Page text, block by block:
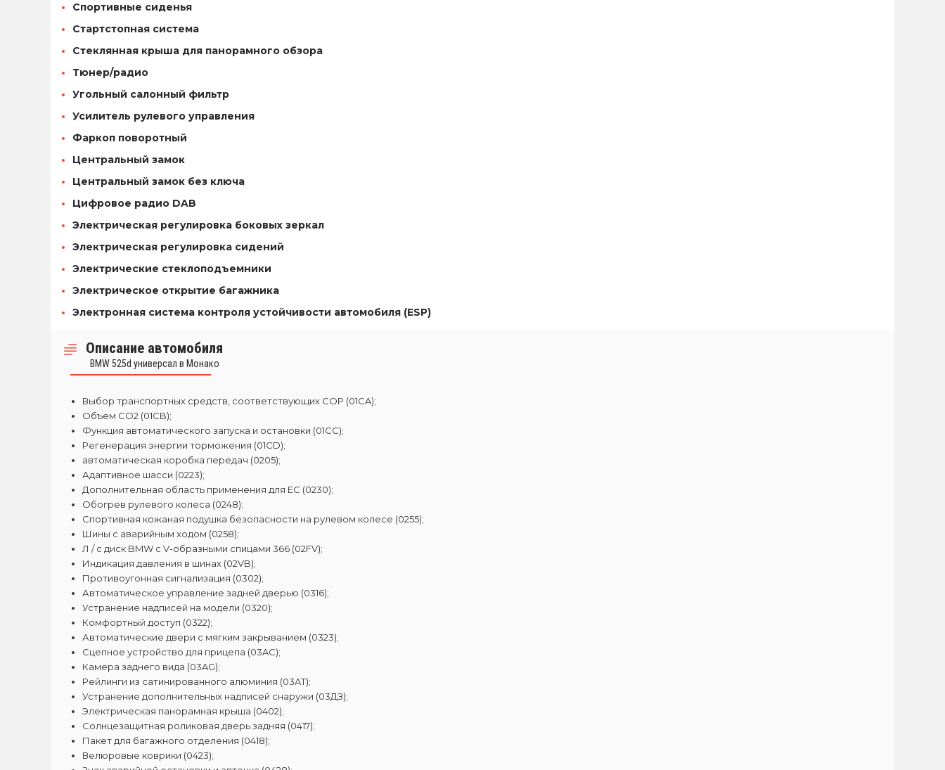
Спортивные сиденья
Стартстопная система
Стеклянная крыша для панорамного обзора
Тюнер/радио
Угольный салонный фильтр
Усилитель рулевого управления
Фаркоп поворотный
Центральный замок
Центральный замок без ключа
Цифровое радио DAB
Электрическая регулировка боковых зеркал
Электрическая регулировка сидений
Электрические стеклоподъемники
Электрическое открытие багажника
Электронная система контроля устойчивости автомобиля (ESP)
Описание автомобиля
BMW 525d универсал в Монако
Выбор транспортных средств, соответствующих COP (01CA);
Объем CO2 (01CB);
Функция автоматического запуска и остановки (01CC);
Регенерация энергии торможения (01CD);
автоматическая коробка передач (0205);
Адаптивное шасси (0223);
Дополнительная область применения для ЕС (0230);
Обогрев рулевого колеса (0248);
Спортивная кожаная подушка безопасности на рулевом колесе (0255);
Шины с аварийным ходом (0258);
Л / с диск BMW с V-образными спицами 366 (02FV);
Индикация давления в шинах (02VB);
Противоугонная сигнализация (0302);
Автоматическое управление задней дверью (0316);
Устранение надписей на модели (0320);
Комфортный доступ (0322);
Автоматические двери с мягким закрыванием (0323);
Сцепное устройство для прицепа (03AC);
Камера заднего вида (03AG);
Рейлинги из сатинированного алюминия (03AT);
Устранение дополнительных надписей снаружи (03ДЗ);
Электрическая панорамная крыша (0402);
Солнцезащитная роликовая дверь задняя (0417);
Пакет для багажного отделения (0418);
Велюровые коврики (0423);